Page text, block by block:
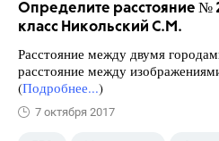
Определите расстояние №
класс Никольский С.М.
Расстояние между двумя
расстояние между
(Подробнее...)
7 октября 2017